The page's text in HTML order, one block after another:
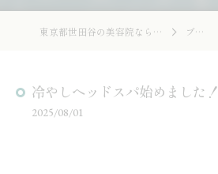
東京都世田谷の美容院ならLibcolor ブログ
冷やしヘッドスパ始めました！
2025/08/01